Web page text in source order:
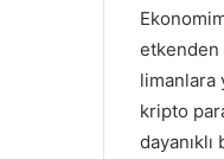
etkenden
limanlara
kripto